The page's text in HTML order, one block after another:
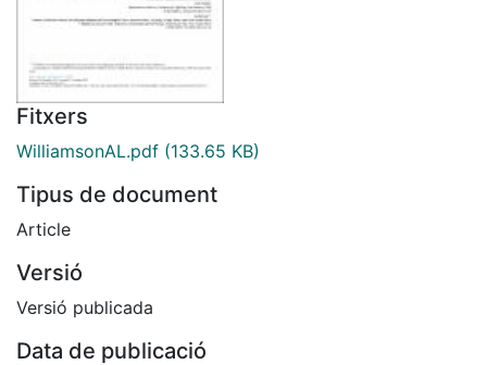
Fitxers
WilliamsonAL.pdf (133.65 KB)
Tipus de document
Article
Versió
Versió publicada
Data de publicació